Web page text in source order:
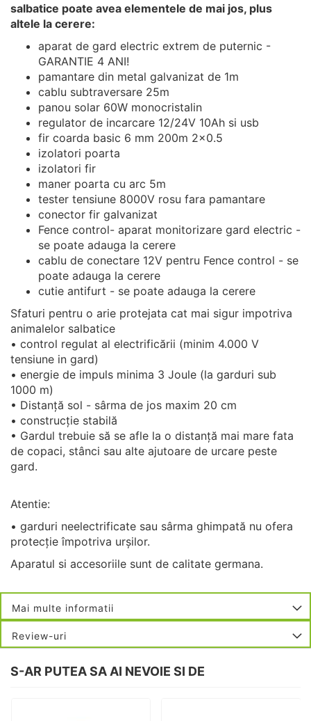
salbatice poate avea elementele de mai jos, plus
altele la cerere:
aparat de gard electric extrem de puternic -
GARANTIE 4 ANI!
pamantare din metal galvanizat de 1m
cablu subtraversare 25m
panou solar 60W monocristalin
regulator de incarcare 12/24V 10Ah si usb
fir coarda basic 6 mm 200m 2x0.5
izolatori poarta
izolatori fir
maner poarta cu arc 5m
tester tensiune 8000V rosu fara pamantare
conector fir galvanizat
Fence control- aparat monitorizare gard electric -
se poate adauga la cerere
cablu de conectare 12V pentru Fence control - se
poate adauga la cerere
cutie antifurt - se poate adauga la cerere
Sfaturi pentru o arie protejata cat mai sigur impotriva
animalelor salbatice
• control regulat al electrificării (minim 4.000 V
tensiune in gard)
• energie de impuls minima 3 Joule (la garduri sub
1000 m)
• Distanță sol - sârma de jos maxim 20 cm
• construcție stabilă
• Gardul trebuie să se afle la o distanță mai mare fata
de copaci, stânci sau alte ajutoare de urcare peste
gard.
Atentie:
• garduri neelectrificate sau sârma ghimpată nu ofera
protecție împotriva urșilor.
Aparatul si accesoriile sunt de calitate germana.
Mai multe informatii
Review-uri
S-AR PUTEA SA AI NEVOIE SI DE